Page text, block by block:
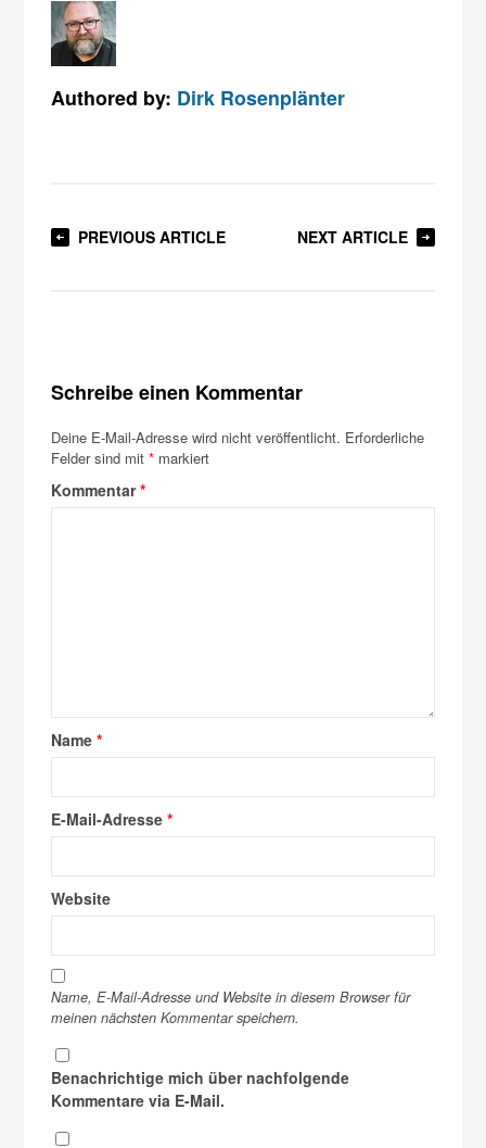
Authored by: Dirk Rosenplänter
PREVIOUS ARTICLE NEXT ARTICLE
Schreibe einen Kommentar
Deine E-Mail-Adresse wird nicht veröffentlicht. Erforderliche
Felder sind mit* markiert
Kommentar*
Name*
E-Mail-Adresse*
Website
Name, E-Mail-Adresse und Website in diesem Browser für
meinen nächsten Kommentar speichern.
Benachrichtige mich über nachfolgende
Kommentare via E-Mail.